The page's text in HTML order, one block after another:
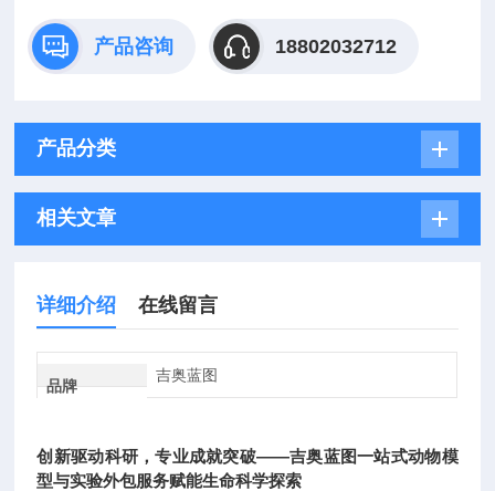
产品咨询 18802032712
产品分类
相关文章
详细介绍 在线留言
品牌
吉奥蓝图
创新驱动科研，专业成就突破——吉奥蓝图一站式动物模
型与实验外包服务赋能生命科学探索